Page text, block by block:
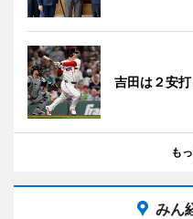
吉田は２安
も
みん